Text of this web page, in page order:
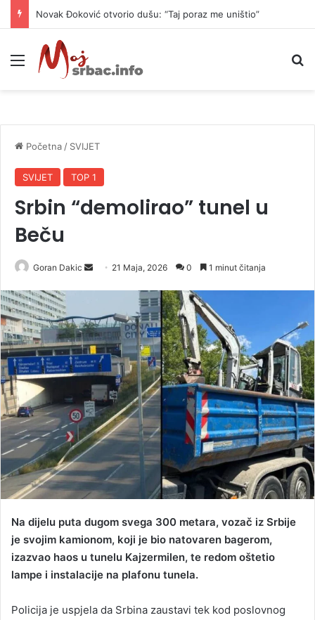
Novak Đoković otvorio dušu: “Taj poraz me uništio”
Meni
Početna / SVIJET
SVIJET TOP 1
Srbin “demolirao” tunel u
Beču
Goran Dakic
d
a
n
e
m
a
i
l
21 Maja, 2026 0 1 minut čitanja
Na dijelu puta dugom svega 300 metara, vozač iz Srbije
je svojim kamionom, koji je bio natovaren bagerom,
izazvao haos u tunelu Kajzermilen, te redom oštetio
lampe i instalacije na plafonu tunela.
Policija je uspjela da Srbina zaustavi tek kod poslovnog